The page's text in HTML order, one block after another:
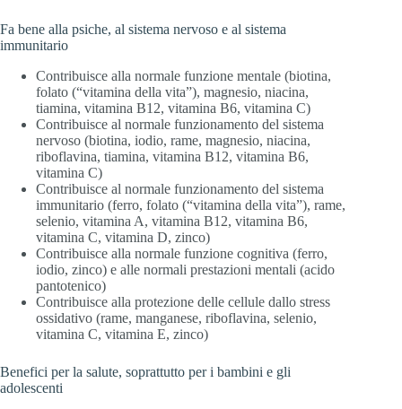
Fa bene alla psiche, al sistema nervoso e al sistema
immunitario
Contribuisce alla normale funzione mentale (biotina,
folato (“vitamina della vita”), magnesio, niacina,
tiamina, vitamina B12, vitamina B6, vitamina C)
Contribuisce al normale funzionamento del sistema
nervoso (biotina, iodio, rame, magnesio, niacina,
riboflavina, tiamina, vitamina B12, vitamina B6,
vitamina C)
Contribuisce al normale funzionamento del sistema
immunitario (ferro, folato (“vitamina della vita”), rame,
selenio, vitamina A, vitamina B12, vitamina B6,
vitamina C, vitamina D, zinco)
Contribuisce alla normale funzione cognitiva (ferro,
iodio, zinco) e alle normali prestazioni mentali (acido
pantotenico)
Contribuisce alla protezione delle cellule dallo stress
ossidativo (rame, manganese, riboflavina, selenio,
vitamina C, vitamina E, zinco)
Benefici per la salute, soprattutto per i bambini e gli
adolescenti